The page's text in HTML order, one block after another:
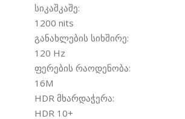
სიკაშკაშე:
1200 nits
განახლების სიხშირე:
120 Hz
ფერების რაოდენობა:
16M
HDR მხარდაჭერა:
HDR 10+